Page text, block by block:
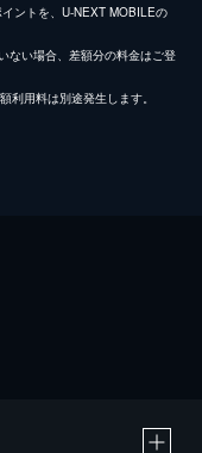
ントを、U-NEXT MOBILEの
ない場合、差額分の料金はご登
利用料は別途発生します。